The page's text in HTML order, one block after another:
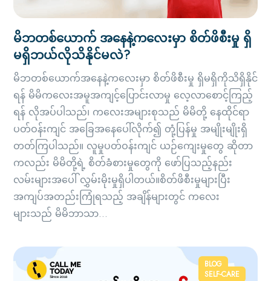
မိဘတစ်ယောက် အနေနဲ့ကလေးမှာ စိတ်ဖိစီးမှု ရှိ
မရှိဘယ်လိုသိနိုင်မလဲ?
မိဘတစ်ယောက်အနေနဲ့ကလေးမှာ စိတ်ဖိစီးမှု ရှိမရှိကိုသိရှိနိုင်
ရန် မိမိကလေးအမူအကျင့်ပြောင်းလာမှု လေ့လာစောင့်ကြည့်
ရန် လိုအပ်ပါသည်၊ ကလေးအများစုသည် မိမိတို့ နေထိုင်ရာ
ပတ်ဝန်းကျင် အခြေအနေပေါ်လိုက်၍ တုံ့ပြန်မှု အမျိုးမျိုးရှိ
တတ်ကြပါသည်။ လူမှုပတ်ဝန်းကျင် ယဉ်ကျေးမှုတွေ ဆိုတာ
ကလည်း မိမိတို့ရဲ့ စိတ်ခံစားမှုတွေကို ဖော်ပြသည့်နည်း
လမ်းများအပေါ် လွှမ်းမိုးမှုရှိပါတယ်။စိတ်ဖိစီးမှုများပြီး
အကျပ်အတည်းကြုံရသည့် အချိန်များတွင် ကလေး
များသည် မိမိဘာသာ...
BLOG
SELF-CARE